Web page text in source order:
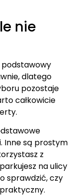
nie
podstawowy
dlatego
pozostaje
całkowicie
Inne są prostym
z
na ulicy
sprawdzić, czy